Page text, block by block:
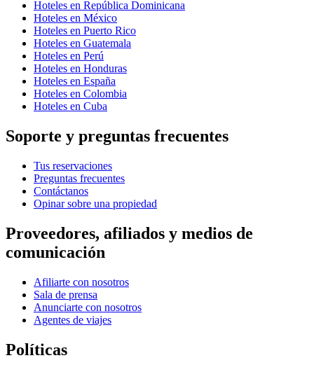
Hoteles en República Dominicana
Hoteles en México
Hoteles en Puerto Rico
Hoteles en Guatemala
Hoteles en Perú
Hoteles en Honduras
Hoteles en España
Hoteles en Colombia
Hoteles en Cuba
Soporte y preguntas frecuentes
Tus reservaciones
Preguntas frecuentes
Contáctanos
Opinar sobre una propiedad
Proveedores, afiliados y medios de
comunicación
Afiliarte con nosotros
Sala de prensa
Anunciarte con nosotros
Agentes de viajes
Políticas